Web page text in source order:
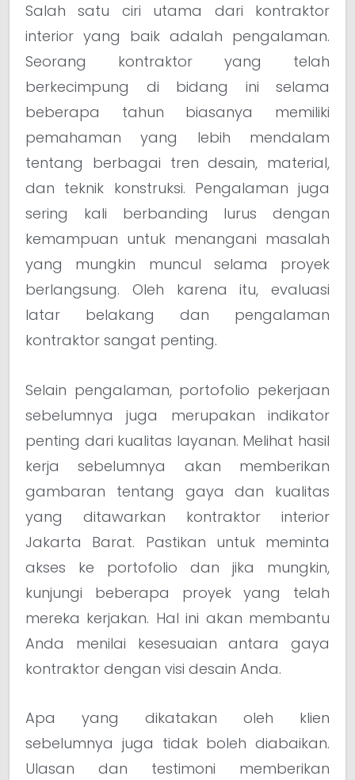
Salah satu ciri utama dari kontraktor
interior yang baik adalah pengalaman.
Seorang kontraktor yang telah
berkecimpung di bidang ini selama
beberapa tahun biasanya memiliki
pemahaman yang lebih mendalam
tentang berbagai tren desain, material,
dan teknik konstruksi. Pengalaman juga
sering kali berbanding lurus dengan
kemampuan untuk menangani masalah
yang mungkin muncul selama proyek
berlangsung. Oleh karena itu, evaluasi
latar belakang dan pengalaman
kontraktor sangat penting.
Selain pengalaman, portofolio pekerjaan
sebelumnya juga merupakan indikator
penting dari kualitas layanan. Melihat hasil
kerja sebelumnya akan memberikan
gambaran tentang gaya dan kualitas
yang ditawarkan kontraktor interior
Jakarta Barat. Pastikan untuk meminta
akses ke portofolio dan jika mungkin,
kunjungi beberapa proyek yang telah
mereka kerjakan. Hal ini akan membantu
Anda menilai kesesuaian antara gaya
kontraktor dengan visi desain Anda.
Apa yang dikatakan oleh klien
sebelumnya juga tidak boleh diabaikan.
Ulasan dan testimoni memberikan